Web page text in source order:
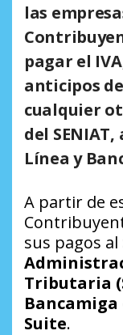
las
pagar el
anticipos
cualquier
del
Línea y
A partir de
sus pagos al
Tributaria
Bancamiga
Suite.